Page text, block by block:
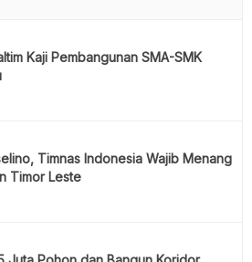
Kaji Pembangunan SMA-SMK
Timnas Indonesia Wajib Menang
Timor Leste